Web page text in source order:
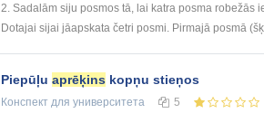
2. Sadalām siju posmos tā, lai katra posma robežās
Dotajai sijai jāapskata četri posmi. Pirmajā posmā
Piepūļu aprēķins kopņu stieņos
Конспект для университета 5